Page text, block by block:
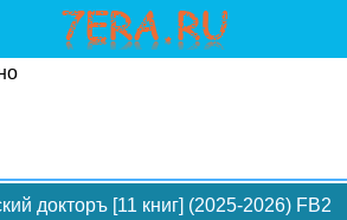
докторъ [11 книг] (2025-2026) FB2